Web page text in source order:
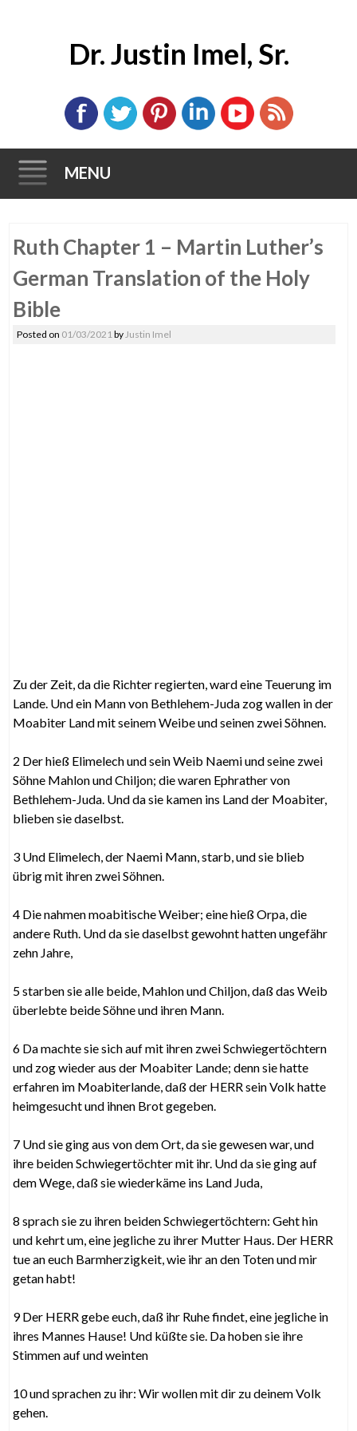
Dr. Justin Imel, Sr.
MENU
to
Ruth Chapter 1 – Martin Luther’s
German Translation of the Holy
Bible
Posted on 01/03/2021byJustin Imel
Zu der Zeit, da die Richter regierten, ward eine Teuerung im
Lande. Und ein Mann von Bethlehem-Juda zog wallen in der
Moabiter Land mit seinem Weibe und seinen zwei Söhnen.
2 Der hieß Elimelech und sein Weib Naemi und seine zwei
Söhne Mahlon und Chiljon; die waren Ephrather von
Bethlehem-Juda. Und da sie kamen ins Land der Moabiter,
blieben sie daselbst.
3 Und Elimelech, der Naemi Mann, starb, und sie blieb
übrig mit ihren zwei Söhnen.
4 Die nahmen moabitische Weiber; eine hieß Orpa, die
andere Ruth. Und da sie daselbst gewohnt hatten ungefähr
zehn Jahre,
5 starben sie alle beide, Mahlon und Chiljon, daß das Weib
überlebte beide Söhne und ihren Mann.
6 Da machte sie sich auf mit ihren zwei Schwiegertöchtern
und zog wieder aus der Moabiter Lande; denn sie hatte
erfahren im Moabiterlande, daß der HERR sein Volk hatte
heimgesucht und ihnen Brot gegeben.
7 Und sie ging aus von dem Ort, da sie gewesen war, und
ihre beiden Schwiegertöchter mit ihr. Und da sie ging auf
dem Wege, daß sie wiederkäme ins Land Juda,
8 sprach sie zu ihren beiden Schwiegertöchtern: Geht hin
und kehrt um, eine jegliche zu ihrer Mutter Haus. Der HERR
tue an euch Barmherzigkeit, wie ihr an den Toten und mir
getan habt!
9 Der HERR gebe euch, daß ihr Ruhe findet, eine jegliche in
ihres Mannes Hause! Und küßte sie. Da hoben sie ihre
Stimmen auf und weinten
10 und sprachen zu ihr: Wir wollen mit dir zu deinem Volk
gehen.